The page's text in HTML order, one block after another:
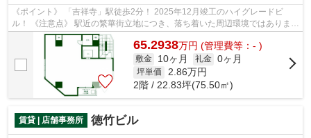
《ポイント》 「吉祥寺」駅徒歩2分！ 2025年12月竣工のハイグレードビ
ル！ 《注意点》 駅近の繁華街立地につき、落ち着いた周辺環境ではありませ
65.2938万円 (管理費等：- )
敷金 10ヶ月 礼金 0ヶ月
坪単価 2.86万円
2階 / 22.83坪(75.50㎡)
賃貸 | 店舗事務所 徳竹ビル